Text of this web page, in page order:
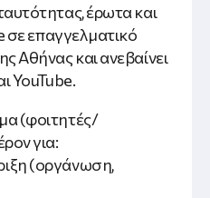
έρωτα και
σε επαγγελματικό
Αθήνας και ανεβαίνει
YouTube.
(φοιτητές/
για:
(οργάνωση,